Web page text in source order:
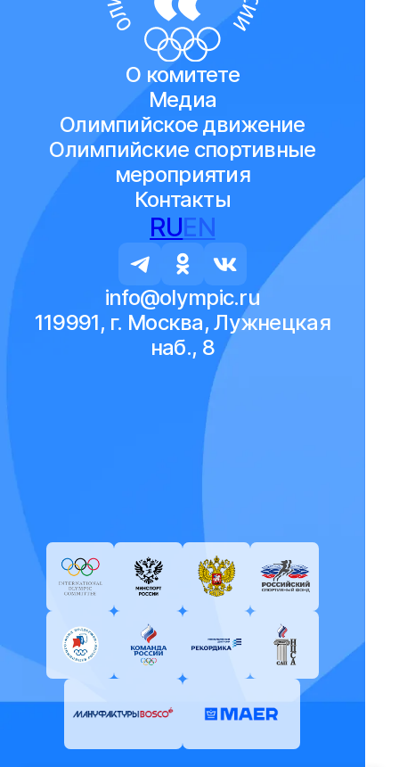
О комитете
Медиа
Олимпийское движение
Олимпийские спортивные
мероприятия
Контакты
RUEN
info@olympic.ru
119991, г. Москва, Лужнецкая
наб., 8